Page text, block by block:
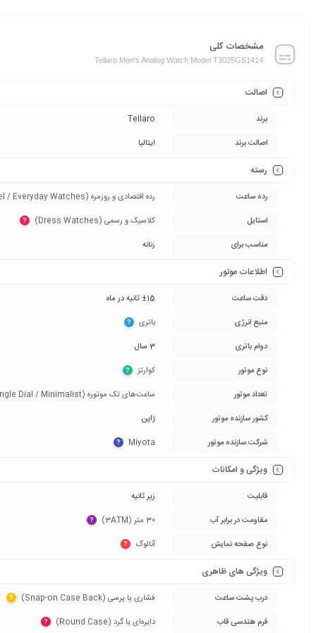
مشخصات کلی
Tellaro Men's Analog Watch Model T3025GS1414
اصالت
برند
Tellaro
اصالت برند
ایتالیا
رسته
رده ساعت
رده اقتصادی و روزمره (Entry-Level / Everyday Watches)‏
استایل
کلاسیک و رسمی (Dress Watches)‏ ?
مناسب برای زنانه
اطلاعات موتور
دقت ساعت
±15 ثانیه در ماه
منبع انرژی
باتری‏ ?
دوام باتری
3 سال
نوع موتور
کوارتز‏ ?
تعداد موتور
ساعت‌های تک موتوره (Single Dial / Minimalist)‏
کشور سازنده موتور
ژاپن
شرکت سازنده موتور
Miyota‏
?
ویژگی و امکانات
قابلیت
زیر ثانیه
مقاومت در برابر آب
30 متر (3ATM)‏ ?
نوع صفحه نمایش آنالوگ‏ ?
ویژگی های ظاهری
درب پشت ساعت فشاری یا پرسی (Snap-on Case Back)‏ ?
فرم هندسی قاب دایره‌ای یا گرد (Round Case)‏ ?